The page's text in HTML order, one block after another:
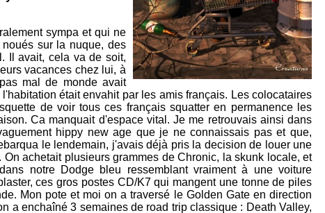
sympa et qui ne
sur la nuque, des
Il avait, cela va de soit,
vacances chez lui, à
mal de monde avait
était envahit par les amis français. Les colocataires
de voir tous ces français squatter en permanence les
Ca manquait d'espace vital. Je me retrouvais ainsi dans
hippy new age que je ne connaissais pas et que,
le lendemain, j'avais déjà pris la decision de louer une
achetait plusieurs grammes de Chronic, la skunk locale, et
notre Dodge bleu ressemblant vraiment à une voiture
ces gros postes CD/K7 qui mangent une tonne de piles
Mon pote et moi on a traversé le Golden Gate en direction
a enchaîné 3 semaines de road trip classique : Death Valley,